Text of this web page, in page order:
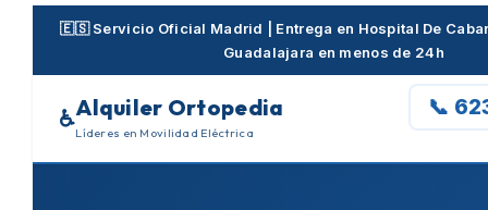
🇪🇸 Servicio Oficial Madrid | Entrega en Hospital De
Guadalajara en menos de 24h
♿Alquiler Ortopedia
Líderes en Movilidad Eléctrica
📞